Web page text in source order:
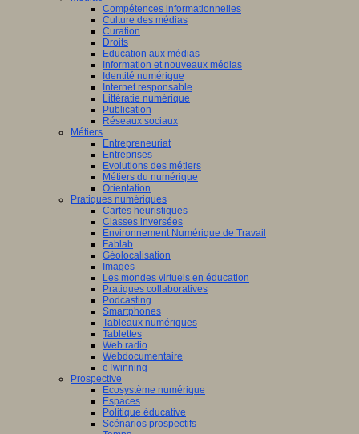
Compétences informationnelles
Culture des médias
Curation
Droits
Education aux médias
Information et nouveaux médias
Identité numérique
Internet responsable
Littératie numérique
Publication
Réseaux sociaux
Métiers
Entrepreneuriat
Entreprises
Evolutions des métiers
Métiers du numérique
Orientation
Pratiques numériques
Cartes heuristiques
Classes inversées
Environnement Numérique de Travail
Fablab
Géolocalisation
Images
Les mondes virtuels en éducation
Pratiques collaboratives
Podcasting
Smartphones
Tableaux numériques
Tablettes
Web radio
Webdocumentaire
eTwinning
Prospective
Ecosystème numérique
Espaces
Politique éducative
Scénarios prospectifs